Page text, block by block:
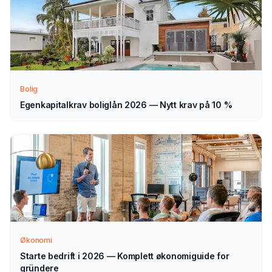
Send søknad
Fyll ut vårt enkle skjema — det tar bare noen minutter.
Velg lån til el-sykkel som type.
Vi går gjennom forespørselen din og tar kontakt med
veiledning — normalt innen 1–2 virkedager.
3 Velg selv
Sammenlign aktuelle tilbud i ro og mak, og velg det som
passer deg — helt uforpliktende.
Bolig
Egenkapitalkrav boliglån 2026 — Nytt krav på 10 %
Økonomi
Starte bedrift i 2026 — Komplett økonomiguide for
gründere